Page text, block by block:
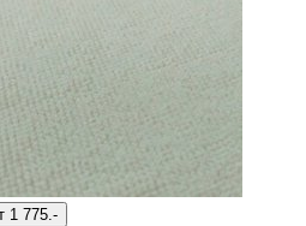
1 775.-